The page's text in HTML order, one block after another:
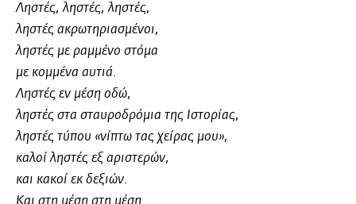
Ληστές, ληστές, ληστές,
ληστές ακρωτηριασμένοι,
ληστές με ραμμένο στόμα
με κομμένα αυτιά.
Ληστές εν μέση οδώ,
ληστές στα σταυροδρόμια της Ιστορίας,
ληστές τύπου «νίπτω τας χείρας μου»,
καλοί ληστές εξ αριστερών,
και κακοί εκ δεξιών.
Και στη μέση στη μέση